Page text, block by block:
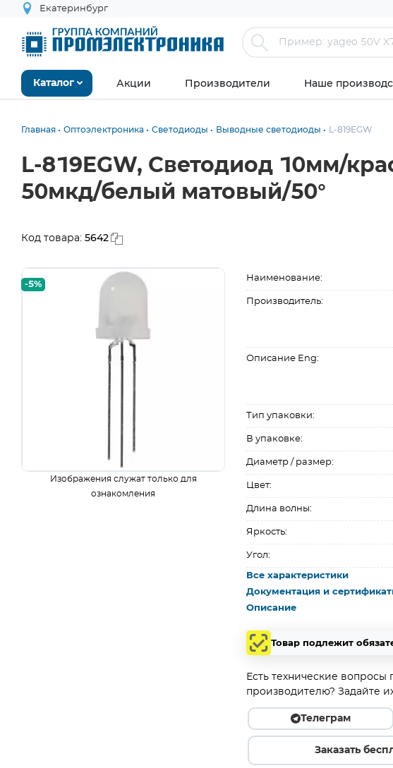
Екатеринбург
Каталог Акции Производители Наше
Главная Оптоэлектроника Светодиоды Выводные светодиоды L-819EGW
L-819EGW, Светодиод 10мм/
50мкд/белый матовый/50°
Код товара: 5642
-5%
Изображения служат только для
ознакомления
Наименование:
Производитель:
Описание Eng:
Тип упаковки:
В упаковке:
Диаметр / размер:
Цвет:
Длина волны:
Яркость:
Угол:
Все характеристики
Документация и
Описание
Товар подлежит
Есть технические вопросы
производителю? Задайте
Телеграм
Заказать